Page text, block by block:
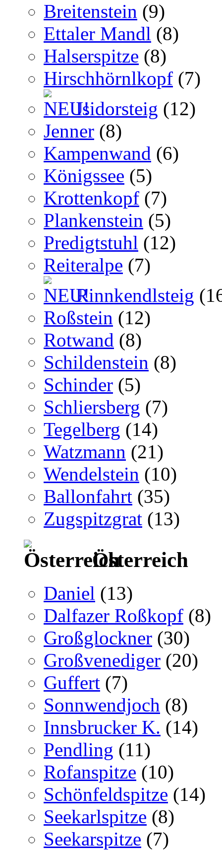
Breitenstein (9)
Ettaler Mandl (8)
Halserspitze (8)
Hirschhörnlkopf (7)
Isidorsteig (12)
Jenner (8)
Kampenwand (6)
Königssee (5)
Krottenkopf (7)
Plankenstein (5)
Predigtstuhl (12)
Reiteralpe (7)
Rinnkendlsteig
Roßstein (12)
Rotwand (8)
Schildenstein (8)
Schinder (5)
Schliersberg (7)
Tegelberg (14)
Watzmann (21)
Wendelstein (10)
Ballonfahrt (35)
Zugspitzgrat (13)
Österreich
Daniel (13)
Dalfazer Roßkopf (8)
Großglockner (30)
Großvenediger (20)
Guffert (7)
Sonnwendjoch (8)
Innsbrucker K. (14)
Pendling (11)
Rofanspitze (10)
Schönfeldspitze (14)
Seekarlspitze (8)
Seekarspitze (7)